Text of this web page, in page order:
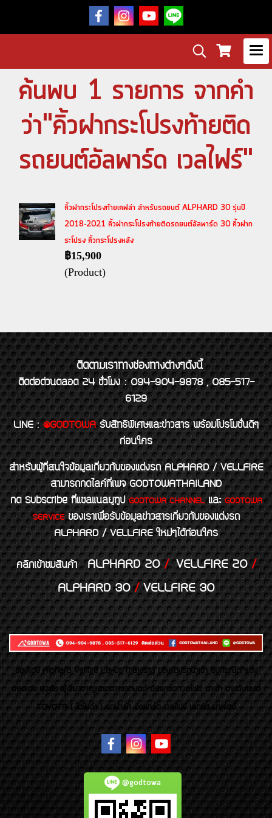
ค้นพบ 1 รายการ จากคำ
ว่า"คิ้วฝากระโปรงท้ายติด
รถยนต์อัลพาร์ด เวลไฟร์"
คิ้วฝากระโปรงท้ายเคฟล่า สำหรับรถยนต์ ALPHARD 30 รุ่นปี
2018-2021 คิ้วฝากระโปรงท้ายติดรถยนต์อัลพาร์ด 30 คิ้วฝาก
ระโปรง คิ้วกระโปรงหลัง
฿15,900
(Product)
ติดตามเราทางช่องทางต่างๆดังนี้
ติดต่อด่วนตลอด 24 ชั่วโมง : 094-904-9878 , 085-517-
6129
LINE : @GODTOWA รับสิทธิพิเศษและข่าวสาร พร้อมโปรโมชั่นดีๆ
ก่อนใคร
สำหรับผู้ที่สนใจข้อมูลเกี่ยวกับของแต่งรถ ALPHARD / VELLFIRE
สามารถกดไลค์ที่เพจ GODTOWATHAILAND
กด Subscribe ที่แชลแนลยูทูปGODTOWA CHANNELและGODTOWA
SERVICEของเราเพื่อรับข้อมูลข่าวสารเกี่ยวกับของแต่งรถ
ALPHARD / VELLFIRE ใหม่ๆได้ก่อนใคร
คลิกเข้าชมสินค้า ALPHARD 20/VELLFIRE 20/
ALPHARD 30/VELLFIRE 30
ของเเต่ง Alphard Vellfire Lexus Majesty ของเเต่งรถนำเข้า อุปกรณ์ตกแต่ง
ของแต่ง ชุดล้อ ผู้เชี่ยวชาญเฉพาะทางรถยนต์ อัลพาร์ด เวลไฟร์ นำเข้า ประดับยนต์
TOYOTA ( โตโยต้า ) รถนำเข้า อัลพาร์ด เวลไฟร์ เลกซัส มาเจสตี้
@godtowa